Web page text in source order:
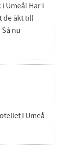
Umeå! Har i
de åkt till
nu
i Umeå